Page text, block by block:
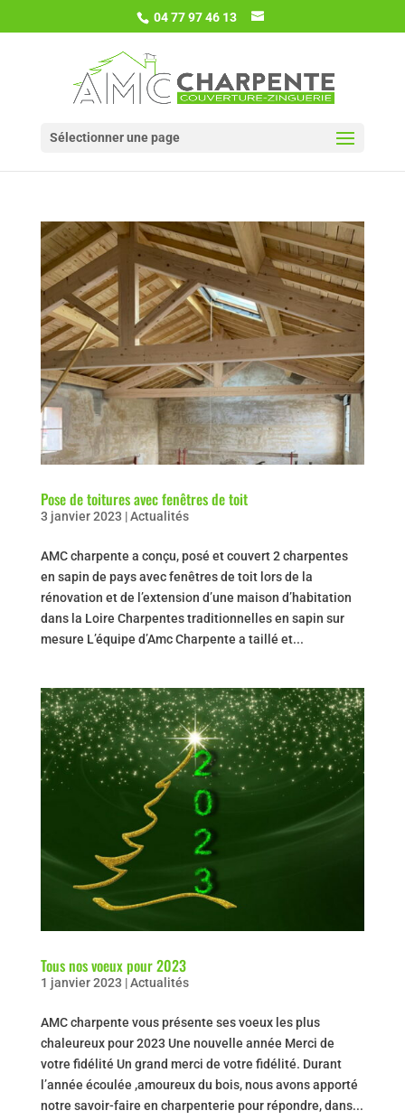
04 77 97 46 13
Sélectionner une page
Pose de toitures avec fenêtres de toit
3 janvier 2023 |Actualités
AMC charpente a conçu, posé et couvert 2 charpentes
en sapin de pays avec fenêtres de toit lors de la
rénovation et de l’extension d’une maison d’habitation
dans la Loire Charpentes traditionnelles en sapin sur
mesure L’équipe d’Amc Charpente a taillé et...
Tous nos voeux pour 2023
1 janvier 2023 |Actualités
AMC charpente vous présente ses voeux les plus
chaleureux pour 2023 Une nouvelle année Merci de
votre fidélité Un grand merci de votre fidélité. Durant
l’année écoulée ,amoureux du bois, nous avons apporté
notre savoir-faire en charpenterie pour répondre, dans...